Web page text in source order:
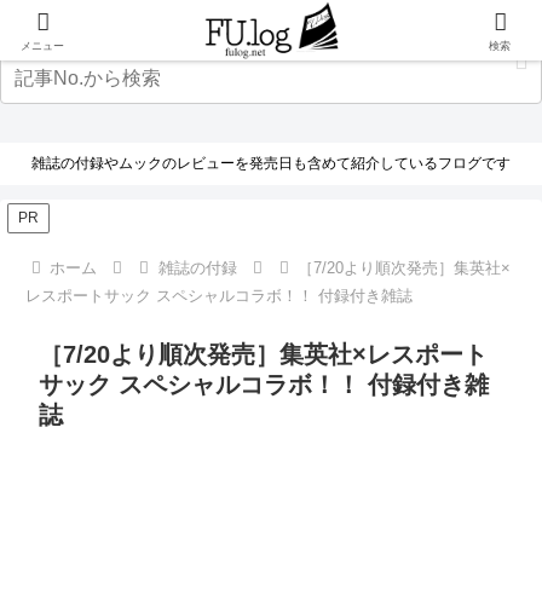
雑誌の付録やムックのレビューを発売日も含めて紹介しているフログです
PR
ホーム 雑誌の付録
［7/20より順次発売］集英社×
レスポートサック スペシャルコラボ！！ 付録付き雑誌
［7/20より順次発売］集英社×レスポート
サック スペシャルコラボ！！ 付録付き雑
誌
メニュー 検索